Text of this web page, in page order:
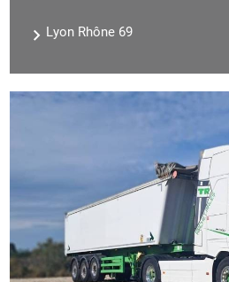
Lyon Rhône 69